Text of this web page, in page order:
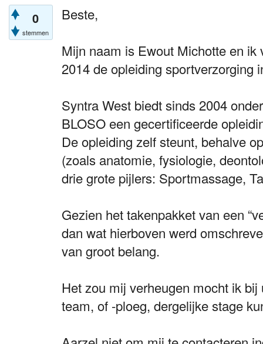
0
stemmen
Beste,
Mijn naam is Ewout Michotte en ik
2014 de opleiding sportverzorging
Syntra West biedt sinds 2004
BLOSO een gecertificeerde
De opleiding zelf steunt, behalve
(zoals anatomie, fysiologie,
drie grote pijlers: Sportmassage,
Gezien het takenpakket van een
dan wat hierboven werd
van groot belang.
Het zou mij verheugen mocht ik
team, of -ploeg, dergelijke stage